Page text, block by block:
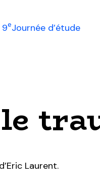
9eJournée d’étude
Laurent.